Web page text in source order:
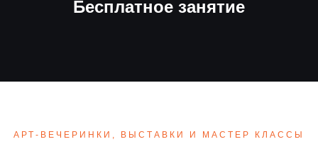
Бесплатное занятие
АРТ-ВЕЧЕРИНКИ, ВЫСТАВКИ И МАСТЕР КЛАССЫ